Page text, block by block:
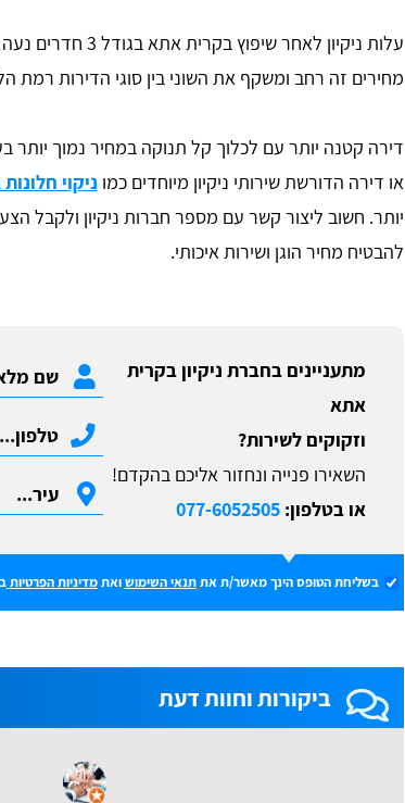
מחירים זה רחב ומשקף את השוני בין סוגי הדירות רמת
דירה קטנה יותר עם לכלוך קל תנוקה במחיר נמוך יותר
או דירה הדורשת שירותי ניקיון מיוחדים כמו ניקוי
יותר. חשוב ליצור קשר עם מספר חברות ניקיון ולקבל
להבטיח מחיר הוגן ושירות איכותי.
מתעניינים בחברת ניקיון בקרית
אתא
וזקוקים לשירות?
השאירו פנייה ונחזור אליכם בהקדם!
או בטלפון:077-6052505
בשליחת הטופס הינך מאשר/ת אתתנאי השימושואתמדיניות הפרטיות
ביקורות וחוות דעת